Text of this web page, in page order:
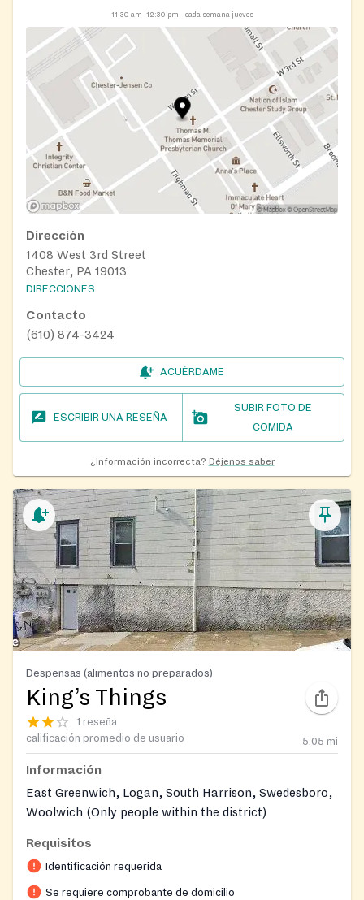
11:30 am–12:30 pm cada semana jueves
Dirección
1408 West 3rd Street
Chester, PA 19013
DIRECCIONES
Contacto
(610) 874-3424
ACUÉRDAME
ESCRIBIR UNA RESEÑA
SUBIR FOTO DE
COMIDA
¿Información incorrecta? Déjenos saber
Despensas (alimentos no preparados)
King’s Things
1 reseña
calificación promedio de usuario
5.05 mi
Información
East Greenwich, Logan, South Harrison, Swedesboro,
Woolwich (Only people within the district)
Requisitos
Identificación requerida
Se requiere comprobante de domicilio